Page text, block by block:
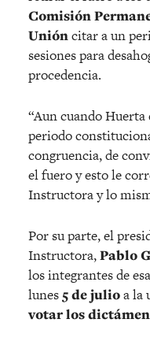
Comisión
Unióncitar a un
sesiones para
procedencia.
“Aun cuando Huerta
periodo
congruencia, de
el fuero y esto le
Instructora y lo
Por su parte, el
Instructora,Pablo
los integrantes de
lunes5 de julioa la
votar los